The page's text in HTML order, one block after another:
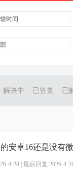
时间
解决中 已答复 已
4-28 最后回复 2026-4-